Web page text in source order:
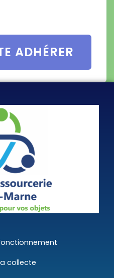
ADHÉRER
collecte